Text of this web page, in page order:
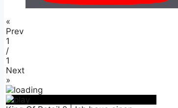
«
Prev
1
/
1
Next
»